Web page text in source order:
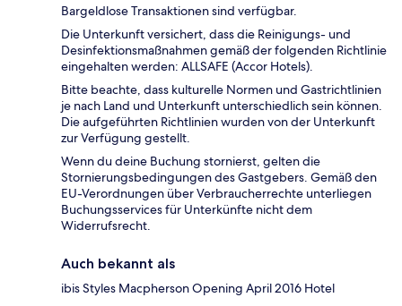
Bargeldlose Transaktionen sind verfügbar.
Die Unterkunft versichert, dass die Reinigungs- und
Desinfektionsmaßnahmen gemäß der folgenden Richtlinie
eingehalten werden: ALLSAFE (Accor Hotels).
Bitte beachte, dass kulturelle Normen und Gastrichtlinien
je nach Land und Unterkunft unterschiedlich sein können.
Die aufgeführten Richtlinien wurden von der Unterkunft
zur Verfügung gestellt.
Wenn du deine Buchung stornierst, gelten die
Stornierungsbedingungen des Gastgebers. Gemäß den
EU-Verordnungen über Verbraucherrechte unterliegen
Buchungsservices für Unterkünfte nicht dem
Widerrufsrecht.
Auch bekannt als
ibis Styles Macpherson Opening April 2016 Hotel